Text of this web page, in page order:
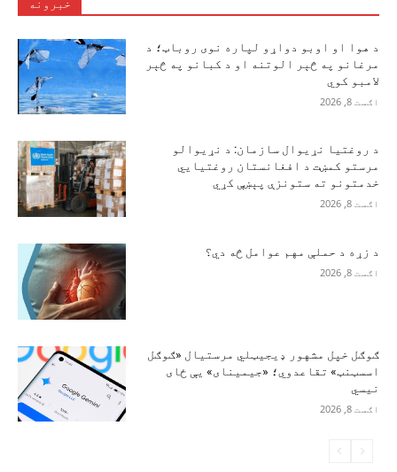
خبرونه
د هوا او اوبو دواړو لپاره نوی روباټ؛ د
مرغانو په څېر الوتنه او د کبانو په څېر
لامبو کوي
اګست 8, 2026
د روغتیا نړیوال سازمان: د نړیوالو
مرستو کمښت د افغانستان روغتیايي
خدمتونو ته ستونزې پېښې کړي
اګست 8, 2026
د زړه د حملې مهم عوامل څه دي؟
اګست 8, 2026
ګوګل خپل مشهور ډیجیټلي مرستیال «ګوګل
اسسټنټ» تقاعدوي؛ «جیمینای» یې ځای
نیسي
اګست 8, 2026